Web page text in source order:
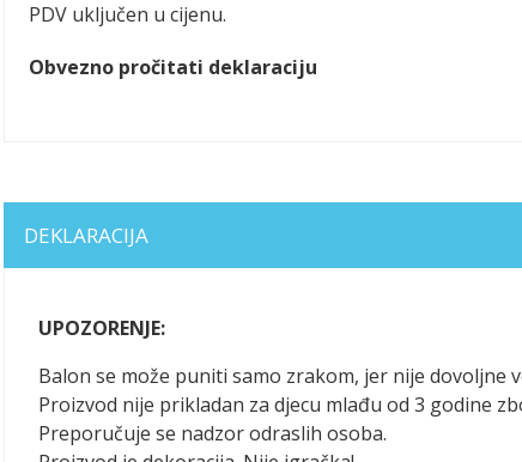
PDV uključen u cijenu.
Obvezno pročitati deklaraciju
DEKLARACIJA
UPOZORENJE:
Balon se može puniti samo zrakom, jer nije dovoljne
Proizvod nije prikladan za djecu mlađu od 3 godine
Preporučuje se nadzor odraslih osoba.